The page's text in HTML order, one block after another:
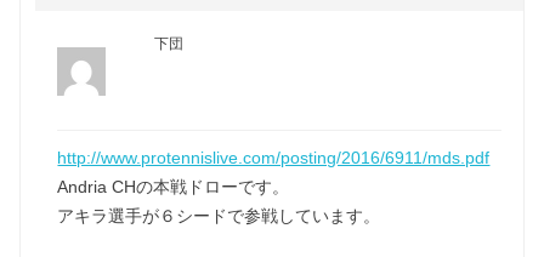
下団
http://www.protennislive.com/posting/2016/6911/mds.pdf
Andria CHの本戦ドローです。
アキラ選手が６シードで参戦しています。